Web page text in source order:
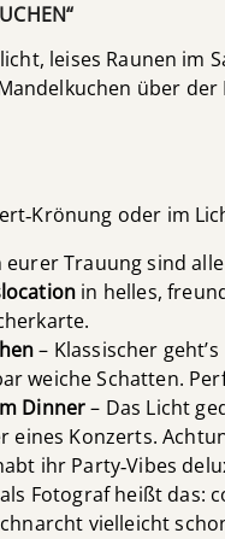
leises Raunen
über
oder im
Trauung sind
in helles,
– Klassischer
weiche Schatten.
Dinner– Das Licht
eines Konzerts.
ihr Party‑Vibes
Fotograf heißt das:
vielleicht